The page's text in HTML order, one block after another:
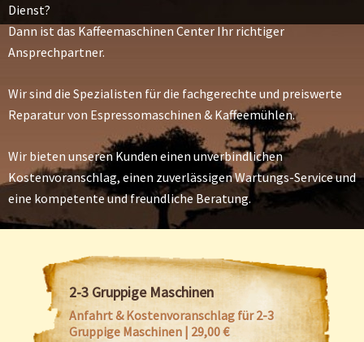
Dienst?
Dann ist das Kaffeemaschinen Center Ihr richtiger
Ansprechpartner.
Wir sind die Spezialisten für die fachgerechte und preiswerte
Reparatur von Espressomaschinen & Kaffeemühlen.
Wir bieten unseren Kunden einen unverbindlichen
Kostenvoranschlag, einen zuverlässigen Wartungs-Service und
eine kompetente und freundliche Beratung.
2-3 Gruppige Maschinen
Anfahrt & Kostenvoranschlag für 2-3
Gruppige Maschinen | 29,00 €